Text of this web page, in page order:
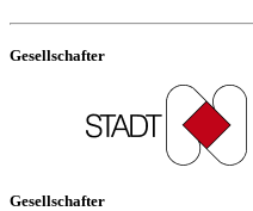
Gesellschafter
Gesellschafter